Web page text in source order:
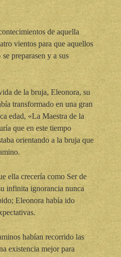
de aquella
vientos para que aquellos
preparasen y a sus
de la bruja, Eleonora, su
transformado en una gran
edad, «La Maestra de la
que en este tiempo
orientando a la bruja que
ella crecería como Ser de
infinita ignorancia nunca
Eleonora había ido
habían recorrido las
existencia mejor para